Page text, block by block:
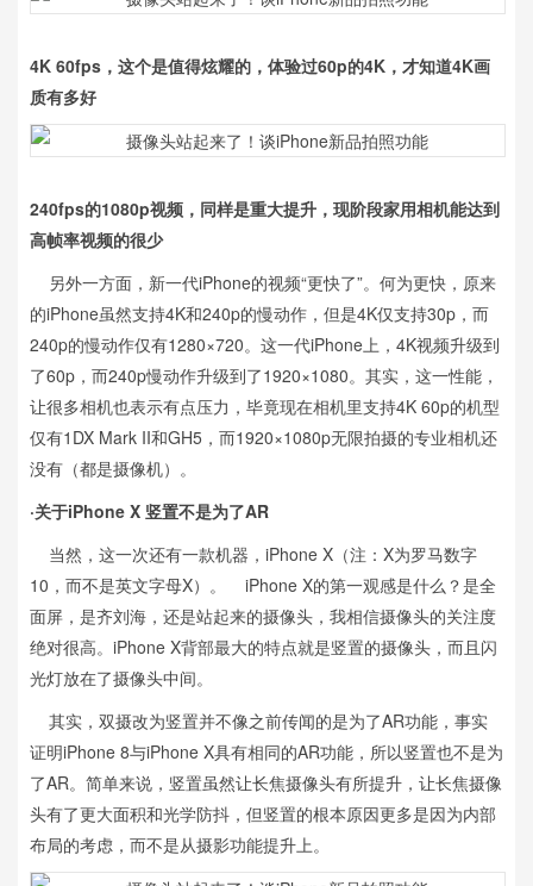
4K 60fps，这个是值得炫耀的，体验过60p的4K，才知道4K画
质有多好
240fps的1080p视频，同样是重大提升，现阶段家用相机能达到
高帧率视频的很少
另外一方面，新一代iPhone的视频“更快了”。何为更快，原来
的iPhone虽然支持4K和240p的慢动作，但是4K仅支持30p，而
240p的慢动作仅有1280×720。这一代iPhone上，4K视频升级到
了60p，而240p慢动作升级到了1920×1080。其实，这一性能，
让很多相机也表示有点压力，毕竟现在相机里支持4K 60p的机型
仅有1DX Mark II和GH5，而1920×1080p无限拍摄的专业相机还
没有（都是摄像机）。
·关于iPhone X 竖置不是为了AR
当然，这一次还有一款机器，iPhone X（注：X为罗马数字
10，而不是英文字母X）。 iPhone X的第一观感是什么？是全
面屏，是齐刘海，还是站起来的摄像头，我相信摄像头的关注度
绝对很高。iPhone X背部最大的特点就是竖置的摄像头，而且闪
光灯放在了摄像头中间。
其实，双摄改为竖置并不像之前传闻的是为了AR功能，事实
证明iPhone 8与iPhone X具有相同的AR功能，所以竖置也不是为
了AR。简单来说，竖置虽然让长焦摄像头有所提升，让长焦摄像
头有了更大面积和光学防抖，但竖置的根本原因更多是因为内部
布局的考虑，而不是从摄影功能提升上。